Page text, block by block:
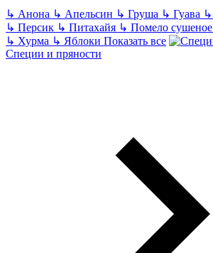
↳ Анона ↳ Апельсин ↳ Груша ↳ Гуава ↳
↳ Персик ↳ Питахайя ↳ Помело сушеное
↳ Хурма ↳ Яблоки Показать все
Специи и пряности